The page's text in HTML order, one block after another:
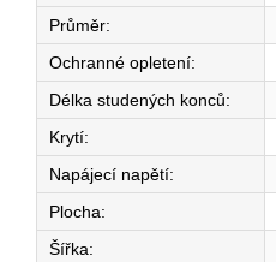
Průměr:
Ochranné opletení:
Délka studených konců:
Krytí:
Napájecí napětí:
Plocha:
Šířka: